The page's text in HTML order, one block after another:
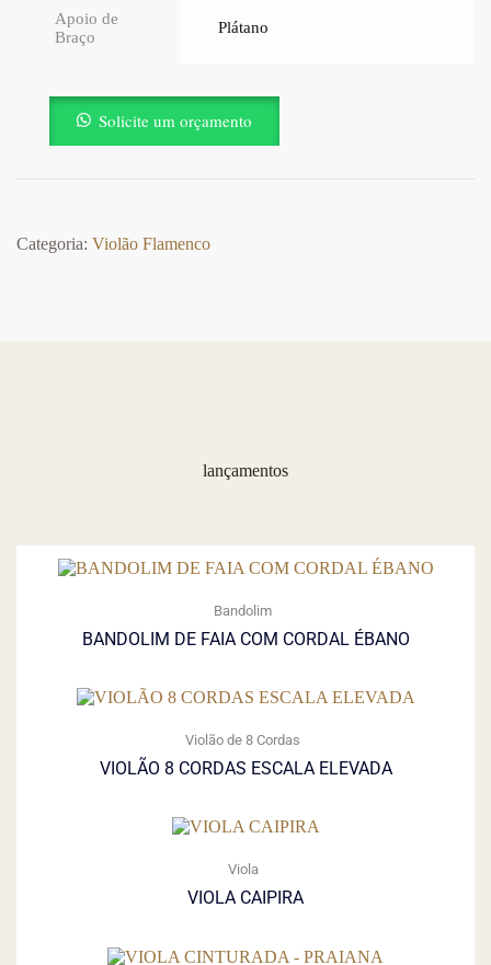
Apoio de
Braço
Plátano
Solicite um orçamento
Categoria: Violão Flamenco
lançamentos
Bandolim
BANDOLIM DE FAIA COM CORDAL ÉBANO
Violão de 8 Cordas
VIOLÃO 8 CORDAS ESCALA ELEVADA
Viola
VIOLA CAIPIRA